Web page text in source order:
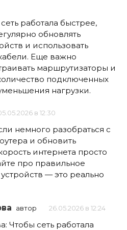
работала быстрее,
обновлять
и использовать
Еще важно
маршрутизаторы и
подключенных
нагрузки.
в 12:30
немного разобраться с
и обновить
интернета просто
про правильное
— это реально
автор 26.05.2026 в 12:24
Чтобы сеть работала